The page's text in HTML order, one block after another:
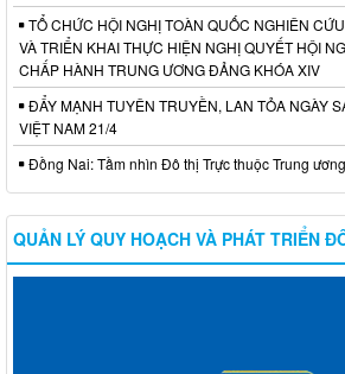
TỔ CHỨC HỘI NGHỊ TOÀN QUỐC NGHIÊN
VÀ TRIỂN KHAI THỰC HIỆN NGHỊ QUYẾT HỘI
CHẤP HÀNH TRUNG ƯƠNG ĐẢNG KHÓA XIV
ĐẨY MẠNH TUYÊN TRUYỀN, LAN TỎA NGÀY
VIỆT NAM 21/4
Đồng Nai: Tầm nhìn Đô thị Trực thuộc Trung ương
QUẢN LÝ QUY HOẠCH VÀ PHÁT TRIỂN